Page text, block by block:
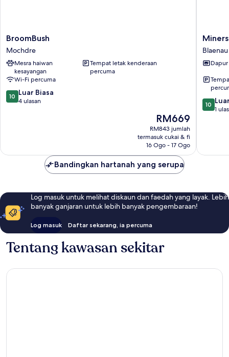
BroomBush
Mochdre
BroomBush
Mochdre
Mesra haiwan
kesayangan
Tempat letak kenderaan
percuma
Wi-Fi percuma
10.0
daripada
10 Luar Biasa
4 ulasan
Harga
ialah
RM669
RM669
RM843 jumlah
termasuk cukai & fi
16 Ogo - 17 Ogo
Miners
Cottage
Blaenau
Dapur
10.0
ulasan
10
1
Bandingkan hartanah yang serupa
Log masuk untuk melihat diskaun dan faedah yang layak. Lebih
banyak ganjaran untuk lebih banyak pengembaraan!
Log masuk Daftar sekarang, ia percuma
Tentang kawasan sekitar